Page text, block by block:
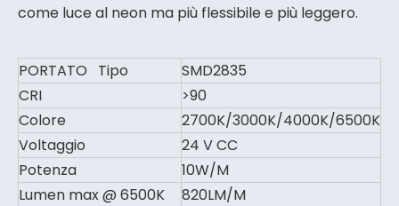
come luce al neon ma più flessibile e più leggero.
PORTATO Tipo
SMD2835
CRI
>90
Colore
2700K/3000K/4000K/6500K
Voltaggio
24 V CC
Potenza
10W/M
Lumen max @ 6500K
820LM/M